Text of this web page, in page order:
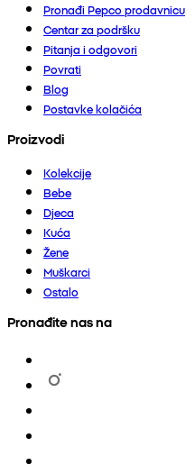
Pronađi Pepco prodavnicu
Centar za podršku
Pitanja i odgovori
Povrati
Blog
Postavke kolačića
Proizvodi
Kolekcije
Bebe
Djeca
Kuća
Žene
Muškarci
Ostalo
Pronađite nas na